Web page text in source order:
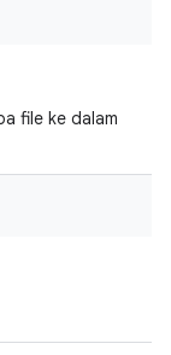
file ke dalam